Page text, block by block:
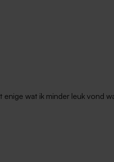
enige wat ik minder leuk vond